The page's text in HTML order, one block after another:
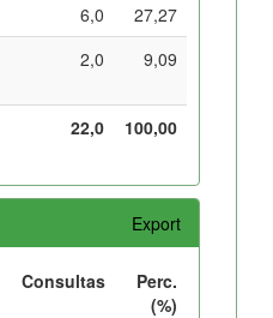
6,0
27,27
2,0 9,09
22,0 100,00
Export
Consultas
Perc.
(%)